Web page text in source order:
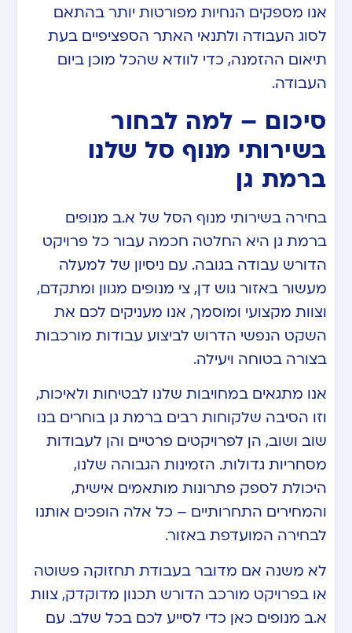
אנו מספקים הנחיות מפורטות יותר בהתאם
לסוג העבודה ולתנאי האתר הספציפיים בעת
תיאום ההזמנה, כדי לוודא שהכל מוכן ביום
העבודה.
סיכום – למה לבחור
בשירותי מנוף סל שלנו
ברמת גן
בחירה בשירותי מנוף הסל של א.ב מנופים
ברמת גן היא החלטה חכמה עבור כל פרויקט
הדורש עבודה בגובה. עם ניסיון של למעלה
מעשור באזור גוש דן, צי מנופים מגוון ומתקדם,
וצוות מקצועי ומוסמך, אנו מעניקים לכם את
השקט הנפשי הדרוש לביצוע עבודות מורכבות
בצורה בטוחה ויעילה.
אנו מתגאים במחויבות שלנו לבטיחות ולאיכות,
וזו הסיבה שלקוחות רבים ברמת גן בוחרים בנו
שוב ושוב, הן לפרויקטים פרטיים והן לעבודות
מסחריות גדולות. הזמינות הגבוהה שלנו,
היכולת לספק פתרונות מותאמים אישית,
והמחירים התחרותיים – כל אלה הופכים אותנו
לבחירה המועדפת באזור.
לא משנה אם מדובר בעבודת תחזוקה פשוטה
או בפרויקט מורכב הדורש תכנון מדוקדק, צוות
א.ב מנופים כאן כדי לסייע לכם בכל שלב. עם